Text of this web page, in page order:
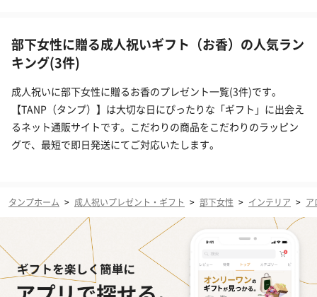
部下女性に贈る成人祝いギフト（お香）の人気ラン
キング(3件)
成人祝いに部下女性に贈るお香のプレゼント一覧(3件)です。
【TANP（タンプ）】は大切な日にぴったりな「ギフト」に出会え
るネット通販サイトです。こだわりの商品をこだわりのラッピン
グで、最短で即日発送にてご対応いたします。
タンプホーム > 成人祝いプレゼント・ギフト > 部下女性 > インテリア > ア